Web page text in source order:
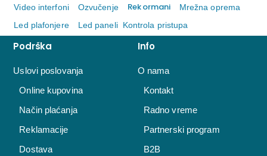
Video interfoni
Ozvučenje Rek ormani
Mrežna oprema
Led plafonjere
Led paneli Kontrola pristupa
Podrška
Uslovi poslovanja
Online kupovina
Način plaćanja
Reklamacije
Dostava
Info
O nama
Kontakt
Radno vreme
Partnerski program
B2B